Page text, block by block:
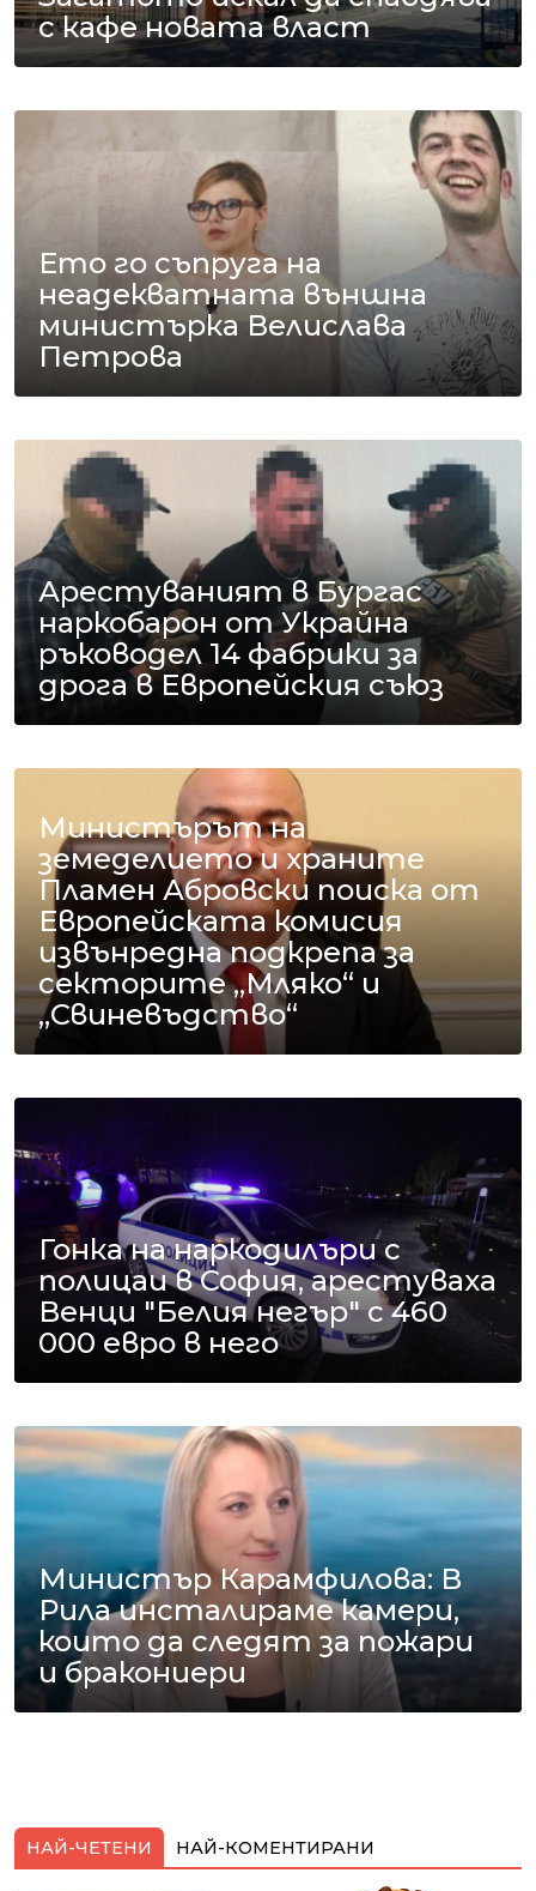
с кафе новата власт
Ето го съпруга на
неадекватната външна
министърка Велислава
Петрова
Арестуваният в Бургас
наркобарон от Украйна
ръководел 14 фабрики за
дрога в Европейския съюз
Министърът на
земеделието и храните
Пламен Абровски поиска от
Европейската комисия
извънредна подкрепа за
секторите „Мляко“ и
„Свиневъдство“
Гонка на наркодилъри с
полицаи в София, арестуваха
Венци "Белия негър" с 460
000 евро в него
Министър Карамфилова: В
Рила инсталираме камери,
които да следят за пожари
и бракониери
НАЙ-ЧЕТЕНИ НАЙ-КОМЕНТИРАНИ